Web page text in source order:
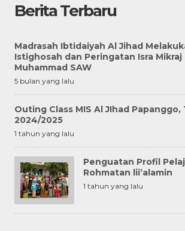
Berita Terbaru
Madrasah Ibtidaiyah Al Jihad
Istighosah dan Peringatan Isra Mikraj
Muhammad SAW
5 bulan yang lalu
Outing Class MIS Al JIhad Papanggo,
2024/2025
1 tahun yang lalu
Penguatan Profil
Rohmatan lii’alamin
1 tahun yang lalu